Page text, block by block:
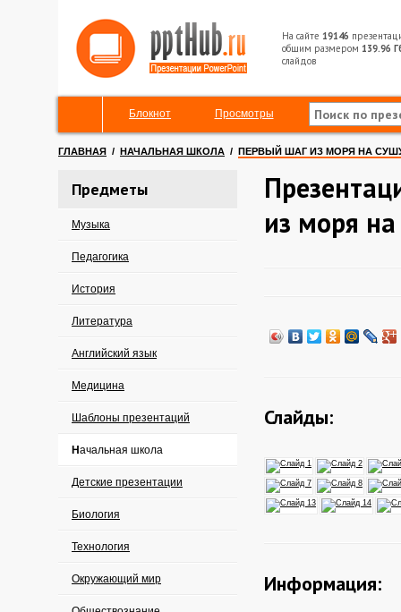
На сайте 19146
общим размером 139.96
слайдов
Блокнот Просмотры
ГЛАВНАЯ / НАЧАЛЬНАЯ ШКОЛА / ПЕРВЫЙ ШАГ ИЗ МОРЯ НА
Предметы
Музыка
Педагогика
История
Литература
Английский язык
Медицина
Шаблоны презентаций
Начальная школа
Детские презентации
Биология
Технология
Окружающий мир
из моря
Слайды:
Информация: